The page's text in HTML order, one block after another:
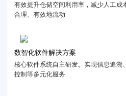
有效提升仓储空间利用率，减少人工成本
合理、有效地流动
数智化软件解决方案
核心软件系统自主研发。实现信息追溯
控制等多元化服务